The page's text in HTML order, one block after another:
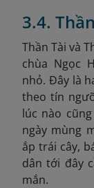
3.4.
Thần Tài và
chùa Ngọc
nhỏ. Đây là
theo tín
lúc nào
ngày mùng
ắp trái cây,
dân tới đây
mắn.